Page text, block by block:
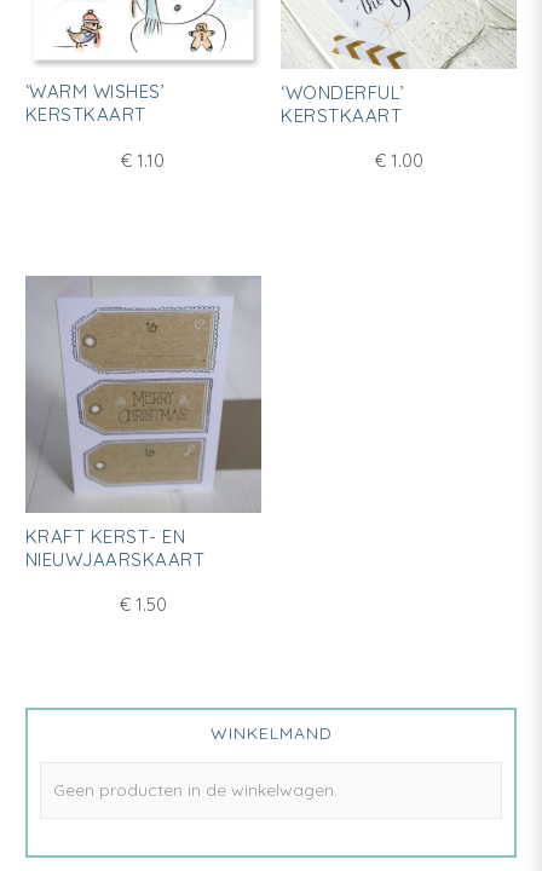
‘WARM WISHES’
KERSTKAART
€ 1.10
‘WONDERFUL’
KERSTKAART
€1.00
KRAFT KERST- EN
NIEUWJAARSKAART
€1.50
WINKELMAND
Geen producten in de winkelwagen.